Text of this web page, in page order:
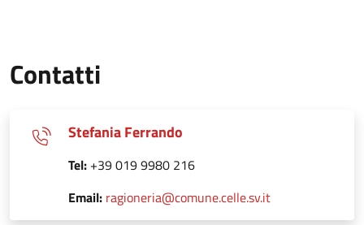
Contatti
Stefania Ferrando
Tel: +39 019 9980 216
Email: ragioneria@comune.celle.sv.it